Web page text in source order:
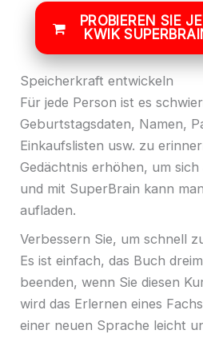
PROBIEREN SIE
KWIK
Speicherkraft entwickeln
Für jede Person ist es
Geburtstagsdaten, Namen,
Einkaufslisten usw. zu
Gedächtnis erhöhen, um
und mit SuperBrain kann
aufladen.
Verbessern Sie, um schnell
Es ist einfach, das Buch
beenden, wenn Sie diesen
wird das Erlernen eines
einer neuen Sprache leicht